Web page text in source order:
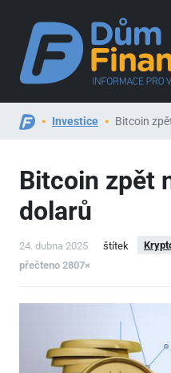
Investice Bitcoin
Bitcoin zpět
dolarů
24. dubna 2025 štítek
přečteno 2807×